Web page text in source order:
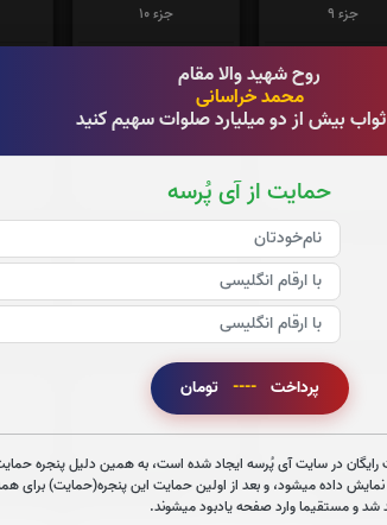
روح شهید والا مقام
محمد خراسانی
ثواب بیش از دو میلیارد صلوات سهیم کنید
حمایت از آی پُرسه
پرداخت ---- تومان
در سایت آی پُرسه ایجاد شده است، به همین دلیل پنجره
نمایش داده میشود، و بعد از اولین حمایت این پنجره(حمایت) برای
شد و مستقیما وارد صفحه یادبود میشوند.
جزء 9
جزء 10
جزء 21
بار
جزء 27
جزء 28
صوت جزء شماره 2